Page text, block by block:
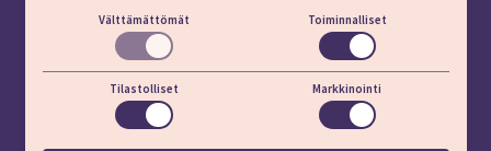
Puhelin: 03 45 800 (pvm/mpm)
apu.imt.fi
LÖYDÄT MEIDÄT MYÖS
Välttämättömät Toiminnalliset
Tilastolliset Markkinointi